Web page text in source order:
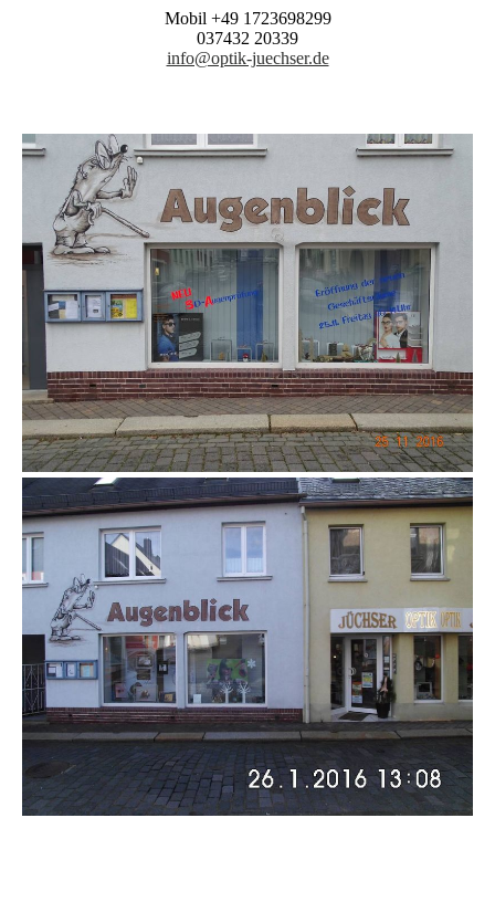
Mobil +49 1723698299
037432 20339
info@optik-juechser.de